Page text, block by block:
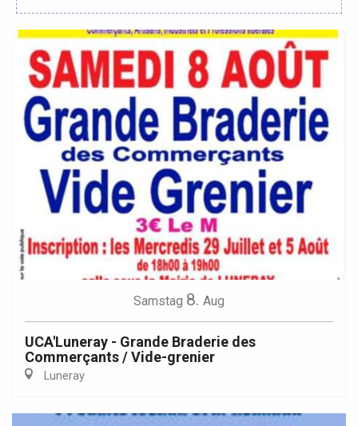
Samstag 8. Aug
UCA'Luneray - Grande Braderie des
Commerçants / Vide-grenier
Luneray